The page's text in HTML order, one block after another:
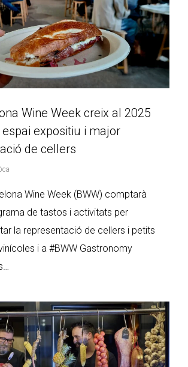
Wine Week creix al 2025
expositiu i major
de cellers
Wine Week (BWW) comptarà
de tastos i activitats per
la representació de cellers i petits
i a #BWW Gastronomy